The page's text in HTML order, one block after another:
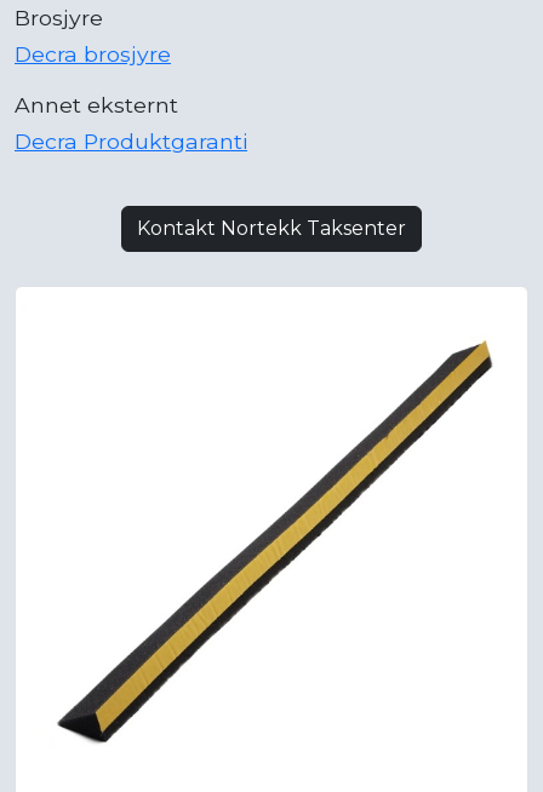
Brosjyre
Decra brosjyre
Annet eksternt
Decra Produktgaranti
Kontakt Nortekk Taksenter